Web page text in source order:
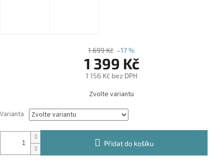
1 699 Kč –17 %
1 399 Kč
1 156 Kč bez DPH
Měrná
cena:
Zvolte variantu
Varianta
Přidat do košíku